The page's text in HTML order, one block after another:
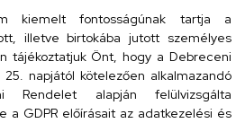
kiemelt fontosságúnak tartja a
illetve birtokába jutott személyes
tájékoztatjuk Önt, hogy a Debreceni
napjától kötelezően alkalmazandó
Rendelet alapján felülvizsgálta
a GDPR előírásait az adatkezelési és